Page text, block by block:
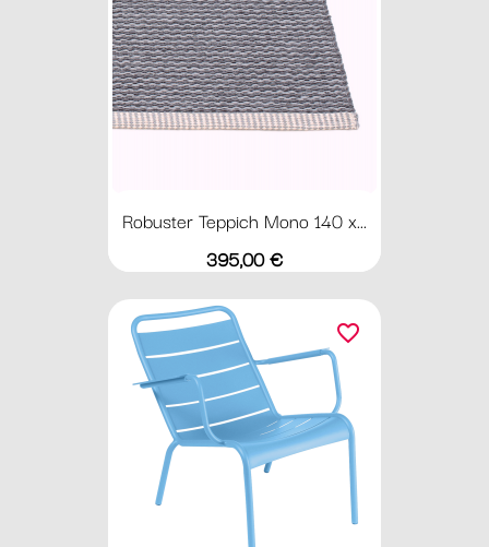
Robuster Teppich Mono 140 x...
Preis
395,00 €
favorite_border